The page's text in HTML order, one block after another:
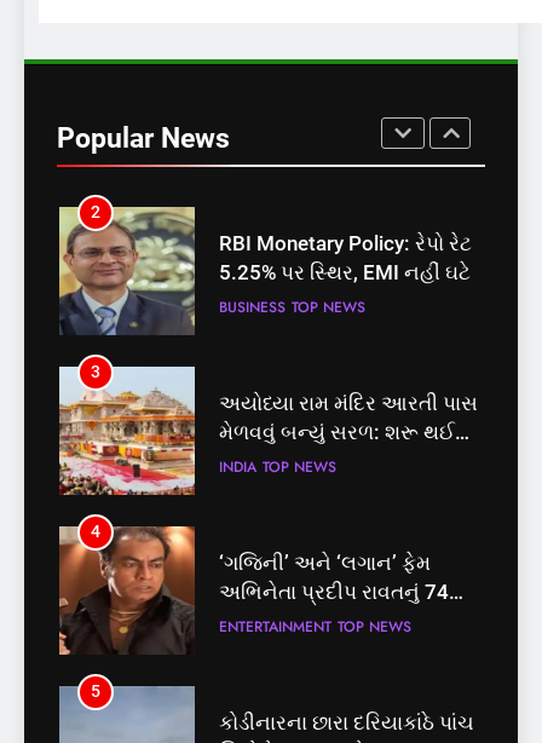
Popular News
5.25% પર સ્થિર, EMI નહીં ઘટે
BUSINESS
3
અયોધ્યા રામ મંદિર આરતી પાસ
મેળવવું બન્યું સરળ: શરૂ થઈ
તત્કાલ સુવિધા, જાણો સંપૂર્ણ
INDIA TOP NEWS
4
‘ગજિની’ અને ‘લગાન’ ફેમ
અભિનેતા પ્રદીપ રાવતનું 74
વર્ષની વયે નિધન, બ્લડ કેન્સર
ENTERTAINMENT
5
કોડીનારના છારા દરિયાકાંઠે પાંચ
કિશોરો ડૂબ્યા, 3નો બચાવ, 2
લાપતા
GUJARAT TOP NEWS
6
પાસપોર્ટ વેરિફિકેશન માટે હવે
5
કોડીનારના છારા દરિયાકાંઠે પાંચ